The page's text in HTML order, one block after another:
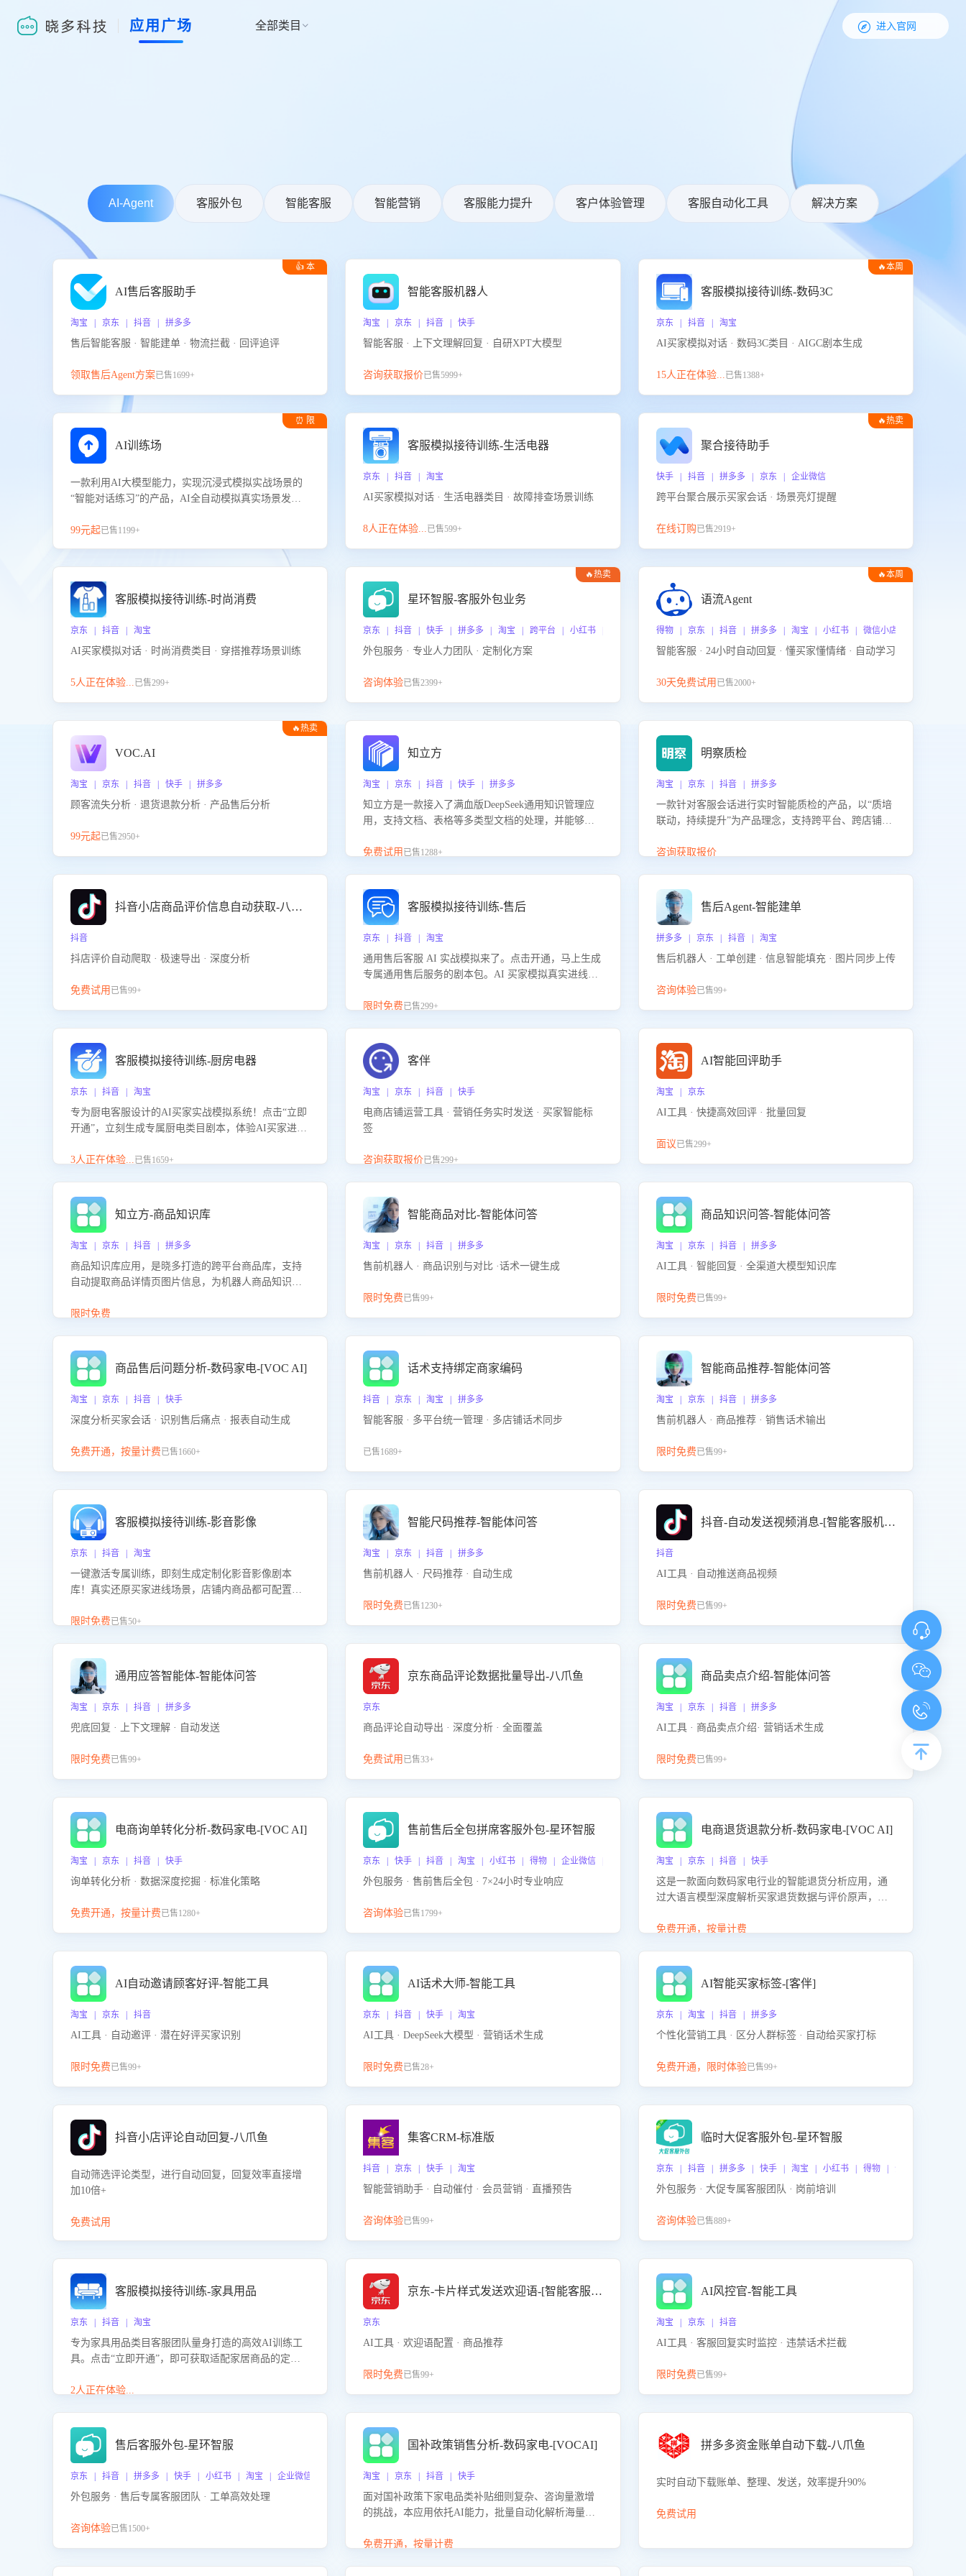
应用广场 全部类目   进入官网
AI-Agent 客服外包 智能客服 智能营销 客服能力提升 客户体验管理 客服自动化工具 解决方案
👍 本
AI售后客服助手
淘宝 | 京东 | 抖音 | 拼多多
售后智能客服 · 智能建单 · 物流拦截 · 回评追评
领取售后Agent方案已售1699+
智能客服机器人
淘宝 | 京东 | 抖音 | 快手
智能客服 · 上下文理解回复 · 自研XPT大模型
咨询获取报价已售5999+
🔥本周
客服模拟接待训练-数码3C
京东 | 抖音 | 淘宝
AI买家模拟对话 · 数码3C类目 · AIGC剧本生成
15人正在体验...已售1388+
⏰ 限
AI训练场
一款利用AI大模型能力，实现沉浸式模拟实战场景的
“智能对话练习”的产品，AI全自动模拟真实场景发生
提升客服团队的销服能力。
99元起已售1199+
客服模拟接待训练-生活电器
京东 | 抖音 | 淘宝
AI买家模拟对话 · 生活电器类目 · 故障排查场景训练
8人正在体验...已售599+
🔥热卖
聚合接待助手
快手 | 抖音 | 拼多多 | 京东 | 企业微信
跨平台聚合展示买家会话 · 场景亮灯提醒
在线订购已售2919+
客服模拟接待训练-时尚消费
京东 | 抖音 | 淘宝
AI买家模拟对话 · 时尚消费类目 · 穿搭推荐场景训练
5人正在体验...已售299+
🔥热卖
星环智服-客服外包业务
京东 | 抖音 | 快手 | 拼多多 | 淘宝 | 跨平台 | 小红书 | 得物 | 企业微信
外包服务 · 专业人力团队 · 定制化方案
咨询体验已售2399+
🔥本周
语流Agent
得物 | 京东 | 抖音 | 拼多多 | 淘宝 | 小红书 | 微信小店 | 快手 | 唯品
智能客服 · 24小时自动回复 · 懂买家懂情绪 · 自动学习
30天免费试用 已售2000+
🔥热卖
VOC.AI
淘宝 | 京东 | 抖音 | 快手 | 拼多多
顾客流失分析 · 退货退款分析 · 产品售后分析
99元起已售2950+
知立方
淘宝 | 京东 | 抖音 | 快手 | 拼多多
知立方是一款接入了满血版DeepSeek通用知识管理应
用，支持文档、表格等多类型文档的处理，并能够基
景提供强大的知识支持，帮助用户高效管理和利用知
免费试用 已售1288+
明察质检
淘宝 | 京东 | 抖音 | 拼多多
一款针对客服会话进行实时智能质检的产品，以“质培
联动，持续提升”为产品理念，支持跨平台、跨店铺的
联动，持续提升客服团队的销服能力。
咨询获取报价
抖音小店商品评价信息自动获取-八爪鱼
抖音
抖店评价自动爬取 · 极速导出 · 深度分析
免费试用 已售99+
客服模拟接待训练-售后
京东 | 抖音 | 淘宝
通用售后客服 AI 实战模拟来了。点击开通，马上生成
专属通用售后服务的剧本包。AI 买家模拟真实进线咨
咨询等售后场景的应对要点，轻松提升服务能力。
限时免费已售299+
售后Agent-智能建单
拼多多 | 京东 | 抖音 | 淘宝
售后机器人 · 工单创建 · 信息智能填充 · 图片同步上传
咨询体验已售99+
客服模拟接待训练-厨房电器
京东 | 抖音 | 淘宝
专为厨电客服设计的AI买家实战模拟系统！点击“立即
开通”，立刻生成专属厨电类目剧本，体验AI买家进线
能咨询”等真实场景应对技巧！
3人正在体验...已售1659+
客伴
淘宝 | 京东 | 抖音 | 快手
电商店铺运营工具 · 营销任务实时发送 · 买家智能标
签
咨询获取报价已售299+
AI智能回评助手
淘宝 | 京东
AI工具 · 快捷高效回评 · 批量回复
面议已售299+
知立方-商品知识库
淘宝 | 京东 | 抖音 | 拼多多
商品知识库应用，是晓多打造的跨平台商品库，支持
自动提取商品详情页图片信息，为机器人商品知识问
商品知识。
限时免费
智能商品对比-智能体问答
淘宝 | 京东 | 抖音 | 拼多多
售前机器人 · 商品识别与对比 ·话术一键生成
限时免费已售99+
商品知识问答-智能体问答
淘宝 | 京东 | 抖音 | 拼多多
AI工具 · 智能回复 · 全渠道大模型知识库
限时免费已售99+
商品售后问题分析-数码家电-[VOC AI]
淘宝 | 京东 | 抖音 | 快手
深度分析买家会话 · 识别售后痛点 · 报表自动生成
免费开通，按量计费已售1660+
话术支持绑定商家编码
抖音 | 京东 | 淘宝 | 拼多多
智能客服 · 多平台统一管理 · 多店铺话术同步
已售1689+
智能商品推荐-智能体问答
淘宝 | 京东 | 抖音 | 拼多多
售前机器人 · 商品推荐 · 销售话术输出
限时免费已售99+
客服模拟接待训练-影音影像
京东 | 抖音 | 淘宝
一键激活专属训练，即刻生成定制化影音影像剧本
库！真实还原买家进线场景，店铺内商品都可配置到
升客服售前转化率。点击 “立即开通”，快速获取影音
限时免费已售50+
智能尺码推荐-智能体问答
淘宝 | 京东 | 抖音 | 拼多多
售前机器人 · 尺码推荐 · 自动生成
限时免费已售1230+
抖音-自动发送视频消息-[智能客服机器人]
抖音
AI工具 · 自动推送商品视频
限时免费已售99+
通用应答智能体-智能体问答
淘宝 | 京东 | 抖音 | 拼多多
兜底回复 · 上下文理解 · 自动发送
限时免费已售99+
京东商品评论数据批量导出-八爪鱼
京东
商品评论自动导出 · 深度分析 · 全面覆盖
免费试用 已售33+
商品卖点介绍-智能体问答
淘宝 | 京东 | 抖音 | 拼多多
AI工具 · 商品卖点介绍· 营销话术生成
限时免费已售99+
电商询单转化分析-数码家电-[VOC AI]
淘宝 | 京东 | 抖音 | 快手
询单转化分析 · 数据深度挖掘 · 标准化策略
免费开通，按量计费已售1280+
售前售后全包拼席客服外包-星环智服
京东 | 快手 | 抖音 | 淘宝 | 小红书 | 得物 | 企业微信 | 跨平台
外包服务 · 售前售后全包 · 7×24小时专业响应
咨询体验已售1799+
电商退货退款分析-数码家电-[VOC AI]
淘宝 | 京东 | 抖音 | 快手
这是一款面向数码家电行业的智能退货分析应用，通
过大语言模型深度解析买家退货数据与评价原声，精
因，并输出可落地的改进建议，通过挖掘用户痛点驱
免费开通，按量计费
AI自动邀请顾客好评-智能工具
淘宝 | 京东 | 抖音
AI工具 · 自动邀评 · 潜在好评买家识别
限时免费已售99+
AI话术大师-智能工具
京东 | 抖音 | 快手 | 淘宝
AI工具 · DeepSeek大模型 · 营销话术生成
限时免费已售28+
AI智能买家标签-[客伴]
京东 | 淘宝 | 抖音 | 拼多多
个性化营销工具 · 区分人群标签 · 自动给买家打标
免费开通，限时体验已售99+
抖音小店评论自动回复-八爪鱼
自动筛选评论类型，进行自动回复，回复效率直接增
加10倍+
免费试用
集客CRM-标准版
抖音 | 京东 | 快手 | 淘宝
智能营销助手 · 自动催付 · 会员营销 · 直播预告
咨询体验已售99+
临时大促客服外包-星环智服
京东 | 抖音 | 拼多多 | 快手 | 淘宝 | 小红书 | 得物 | 企业微信
外包服务 · 大促专属客服团队 · 岗前培训
咨询体验已售889+
客服模拟接待训练-家具用品
京东 | 抖音 | 淘宝
专为家具用品类目客服团队量身打造的高效AI训练工
具。点击“立即开通”，即可获取适配家居商品的定制
客服在家具用品功能、尺寸参数咨询等高频场景下的
2人正在体验...
京东-卡片样式发送欢迎语-[智能客服机器人]
京东
AI工具 · 欢迎语配置 · 商品推荐
限时免费已售99+
AI风控官-智能工具
淘宝 | 京东 | 抖音
AI工具 · 客服回复实时监控 · 违禁话术拦截
限时免费已售99+
售后客服外包-星环智服
京东 | 抖音 | 拼多多 | 快手 | 小红书 | 淘宝 | 企业微信
外包服务 · 售后专属客服团队 · 工单高效处理
咨询体验已售1500+
国补政策销售分析-数码家电-[VOCAI]
淘宝 | 京东 | 抖音 | 快手
面对国补政策下家电品类补贴细则复杂、咨询量激增
的挑战，本应用依托AI能力，批量自动化解析海量客
政策的关注焦点与购买意向，深度洞察决策动因。同
免费开通，按量计费
拼多多资金账单自动下载-八爪鱼
实时自动下载账单、整理、发送，效率提升90%
免费试用